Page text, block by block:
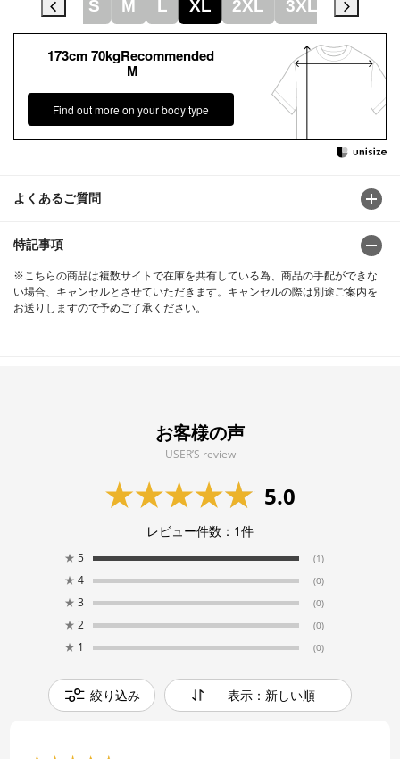
よくあるご質問
特記事項
※こちらの商品は複数サイトで在庫を共有している為、商品の手配ができな
い場合、キャンセルとさせていただきます。キャンセルの際は別途ご案内を
お送りしますので予めご了承ください。
173cm 70kgRecommended
M
Find out more on your body type
XS S M L XL 2XL 3XL 4XL
お客様の声
USER’S review
5.0
レビュー件数： 1件
★ 5 (1)
★ 4 (0)
★ 3 (0)
★ 2 (0)
★ 1 (0)
絞り込み 表示：新しい順